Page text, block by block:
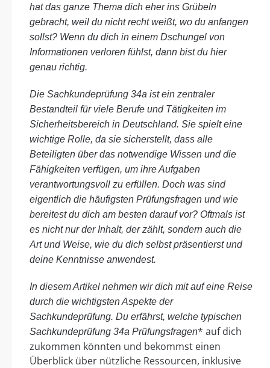
hat das ganze Thema dich eher ins Grübeln
gebracht, weil du nicht recht weißt, wo du anfangen
sollst? Wenn du dich in einem Dschungel von
Informationen verloren fühlst, dann bist du hier
genau richtig.
Die Sachkundeprüfung 34a ist ein zentraler
Bestandteil für viele Berufe und Tätigkeiten im
Sicherheitsbereich in Deutschland. Sie spielt eine
wichtige Rolle, da sie sicherstellt, dass alle
Beteiligten über das notwendige Wissen und die
Fähigkeiten verfügen, um ihre Aufgaben
verantwortungsvoll zu erfüllen. Doch was sind
eigentlich die häufigsten Prüfungsfragen und wie
bereitest du dich am besten darauf vor? Oftmals ist
es nicht nur der Inhalt, der zählt, sondern auch die
Art und Weise, wie du dich selbst präsentierst und
deine Kenntnisse anwendest.
In diesem Artikel nehmen wir dich mit auf eine Reise
durch die wichtigsten Aspekte der
Sachkundeprüfung. Du erfährst, welche typischen
Sachkundeprüfung 34a Prüfungsfragen* auf dich
zukommen könnten und bekommst einen
Überblick über nützliche Ressourcen, inklusive